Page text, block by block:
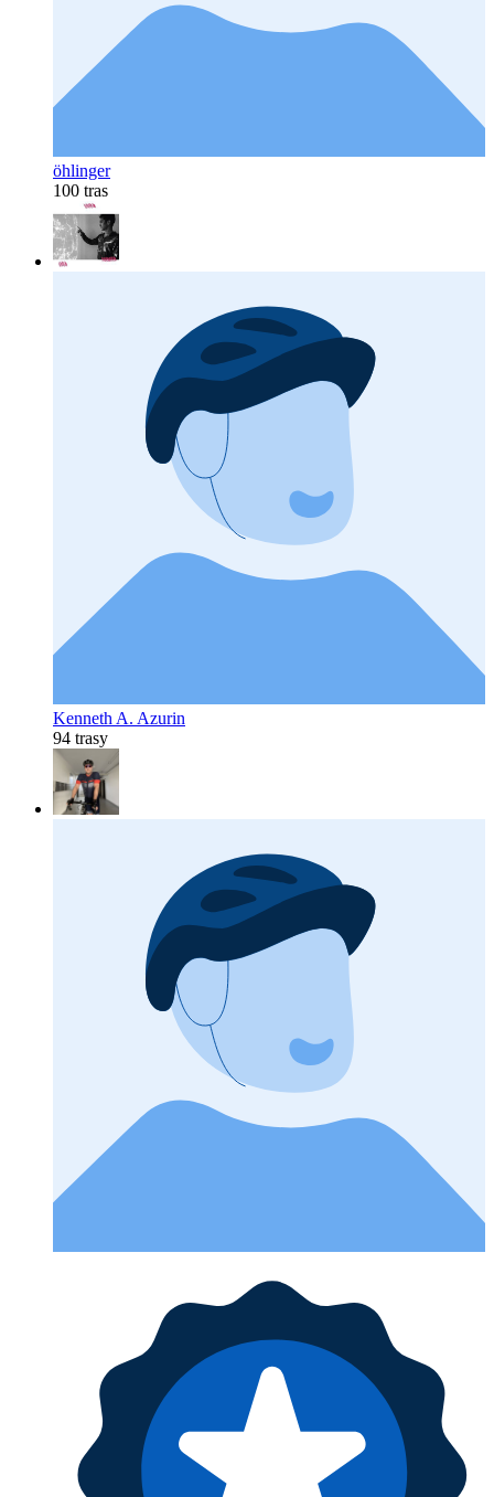
öhlinger
100 tras
Kenneth A. Azurin
94 trasy